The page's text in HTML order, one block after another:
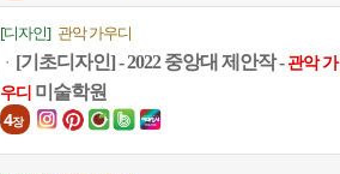
[디자인] 관악 가우디
ㆍ [기초디자인] - 2022 중앙대 제안작 - 관악 가
우디 미술학원
4장